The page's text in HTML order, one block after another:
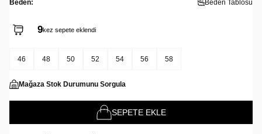
Beden: Beden Tablosu
9kez sepete eklendi
46 48 50 52 54 56 58
Mağaza Stok Durumunu Sorgula
SEPETE EKLE